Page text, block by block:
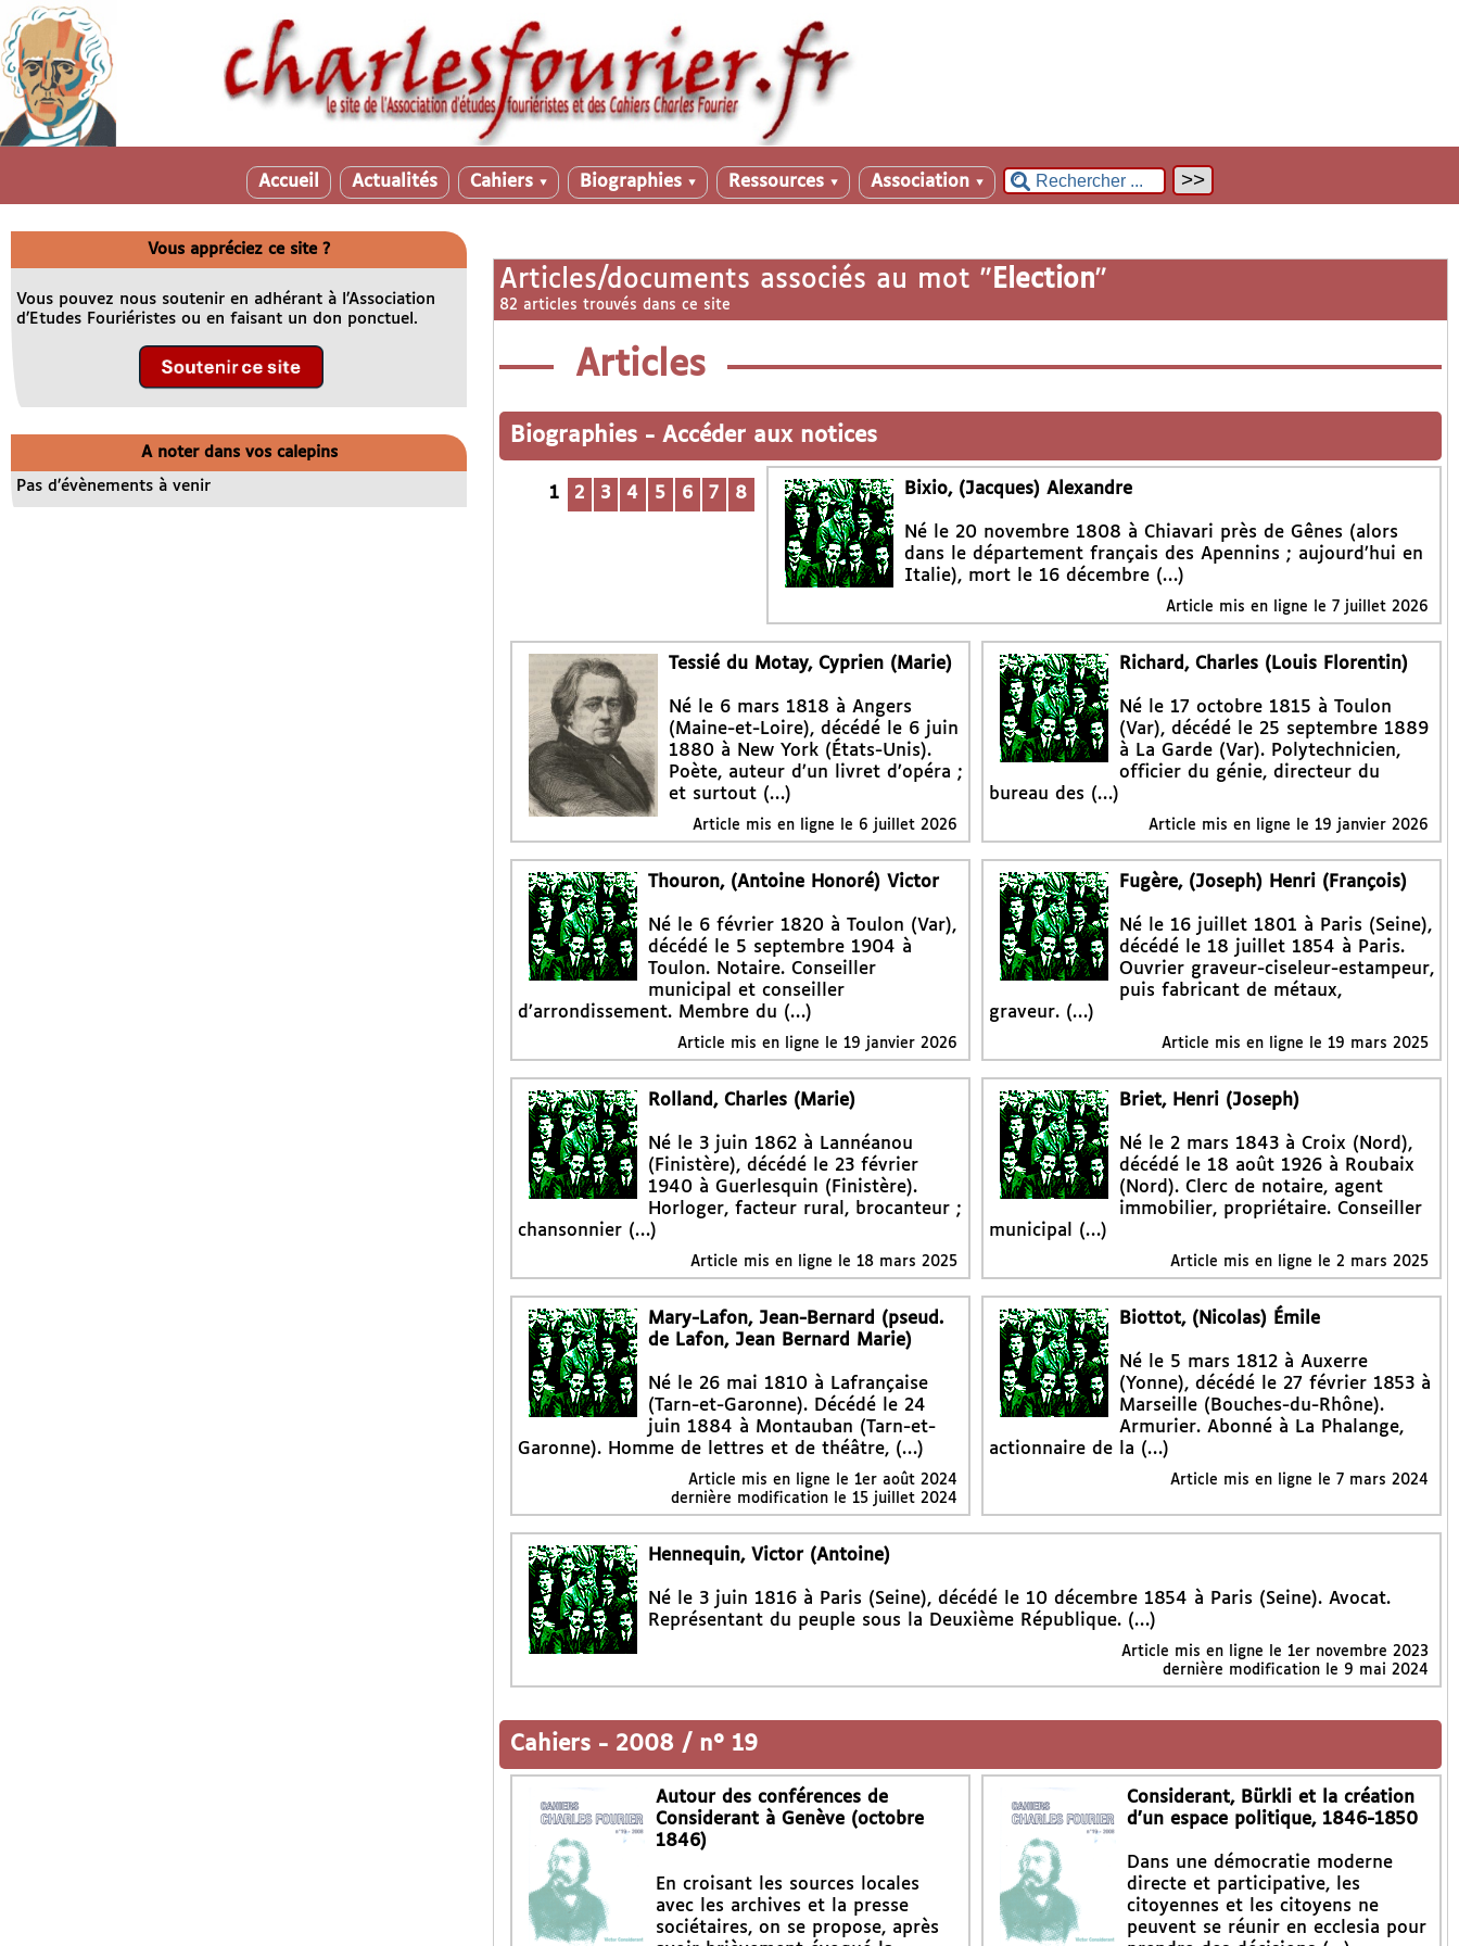
Accueil Actualités Cahiers ▼ Biographies ▼ Ressources ▼ Association ▼
Articles/documents associés au mot " Election"
82 articles trouvés dans ce site
Articles
Biographies - Accéder aux notices
1 2 3 4 5 6 7 8 Bixio, (Jacques) Alexandre
Né le 20 novembre 1808 à Chiavari près de Gênes (alors
dans le département français des Apennins ; aujourd’hui en
Italie), mort le 16 décembre (…)
Article mis en ligne le 7 juillet 2026
Tessié du Motay, Cyprien (Marie)
Né le 6 mars 1818 à Angers
(Maine-et-Loire), décédé le 6 juin
1880 à New York (États-Unis).
Poète, auteur d’un livret d’opéra ;
et surtout (…)
Article mis en ligne le 6 juillet 2026
Richard, Charles (Louis Florentin)
Né le 17 octobre 1815 à Toulon
(Var), décédé le 25 septembre 1889
à La Garde (Var). Polytechnicien,
officier du génie, directeur du
bureau des (…)
Article mis en ligne le19 janvier 2026
Thouron, (Antoine Honoré) Victor
Né le 6 février 1820 à Toulon (Var),
décédé le 5 septembre 1904 à
Toulon. Notaire. Conseiller
municipal et conseiller
d’arrondissement. Membre du (…)
Article mis en ligne le 19 janvier 2026
Fugère, (Joseph) Henri (François)
Né le 16 juillet 1801 à Paris (Seine),
décédé le 18 juillet 1854 à Paris.
Ouvrier graveur-ciseleur-estampeur,
puis fabricant de métaux,
graveur. (…)
Article mis en ligne le19 mars 2025
Rolland, Charles (Marie)
Né le 3 juin 1862 à Lannéanou
(Finistère), décédé le 23 février
1940 à Guerlesquin (Finistère).
Horloger, facteur rural, brocanteur ;
chansonnier (…)
Article mis en ligne le 18 mars 2025
Briet, Henri (Joseph)
Né le 2 mars 1843 à Croix (Nord),
décédé le 18 août 1926 à Roubaix
(Nord). Clerc de notaire, agent
immobilier, propriétaire. Conseiller
municipal (…)
Article mis en ligne le2 mars 2025
Mary-Lafon, Jean-Bernard (pseud.
de Lafon, Jean Bernard Marie)
Né le 26 mai 1810 à Lafrançaise
(Tarn-et-Garonne). Décédé le 24
juin 1884 à Montauban (Tarn-et-
Garonne). Homme de lettres et de théâtre, (…)
Article mis en ligne le 1er août 2024
dernière modification le 15 juillet 2024
Biottot, (Nicolas) Émile
Né le 5 mars 1812 à Auxerre
(Yonne), décédé le 27 février 1853 à
Marseille (Bouches-du-Rhône).
Armurier. Abonné à La Phalange,
actionnaire de la (…)
Article mis en ligne le7 mars 2024
Hennequin, Victor (Antoine)
Né le 3 juin 1816 à Paris (Seine), décédé le 10 décembre 1854 à Paris (Seine). Avocat.
Représentant du peuple sous la Deuxième République. (…)
Article mis en ligne le 1er novembre 2023
dernière modification le 9 mai 2024
Cahiers - 2008 / n° 19
Autour des conférences de
Considerant à Genève (octobre
1846)
En croisant les sources locales
avec les archives et la presse
sociétaires, on se propose, après
Considerant, Bürkli et la création
d’un espace politique, 1846-1850
Dans une démocratie moderne
directe et participative, les
citoyennes et les citoyens ne
peuvent se réunir en ecclesia pour
Vous appréciez ce site ?
Vous pouvez nous soutenir en adhérant à l’Association
d’Etudes Fouriéristes ou en faisant un don ponctuel.
A noter dans vos calepins
Pas d’évènements à venir